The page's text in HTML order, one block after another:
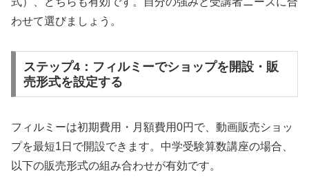
わせて選びましょう。
ステップ4：フィルミーでショップを開設・販
売形式を設定する
フィルミーは初期費用・月額費用0円で、動画販売ショッ
プを最短1日で開設できます。中学受験算数講座の場合、
以下の販売形式の組み合わせが有効です。